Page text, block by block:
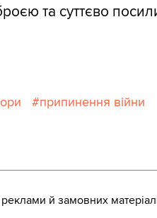
та суттєво
припинення війни
й замовних